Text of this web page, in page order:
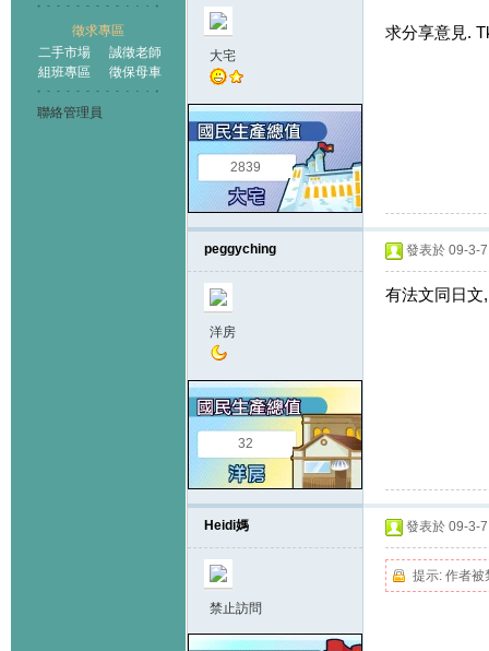
徵求專區
二手市場
誠徵老師
組班專區
徵保母車
聯絡管理員
大宅
2839
求分享意見.
peggyching
洋房
32
發表於 09-3-
有法文同日
Heidi媽
禁止訪問
發表於 09-3-
提示: 作者被